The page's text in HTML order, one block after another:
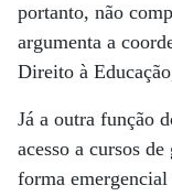
portanto, não
argumenta a
Direito à
Já a outra função
acesso a cursos
forma